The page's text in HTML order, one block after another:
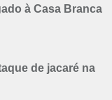
à Casa Branca
de jacaré na